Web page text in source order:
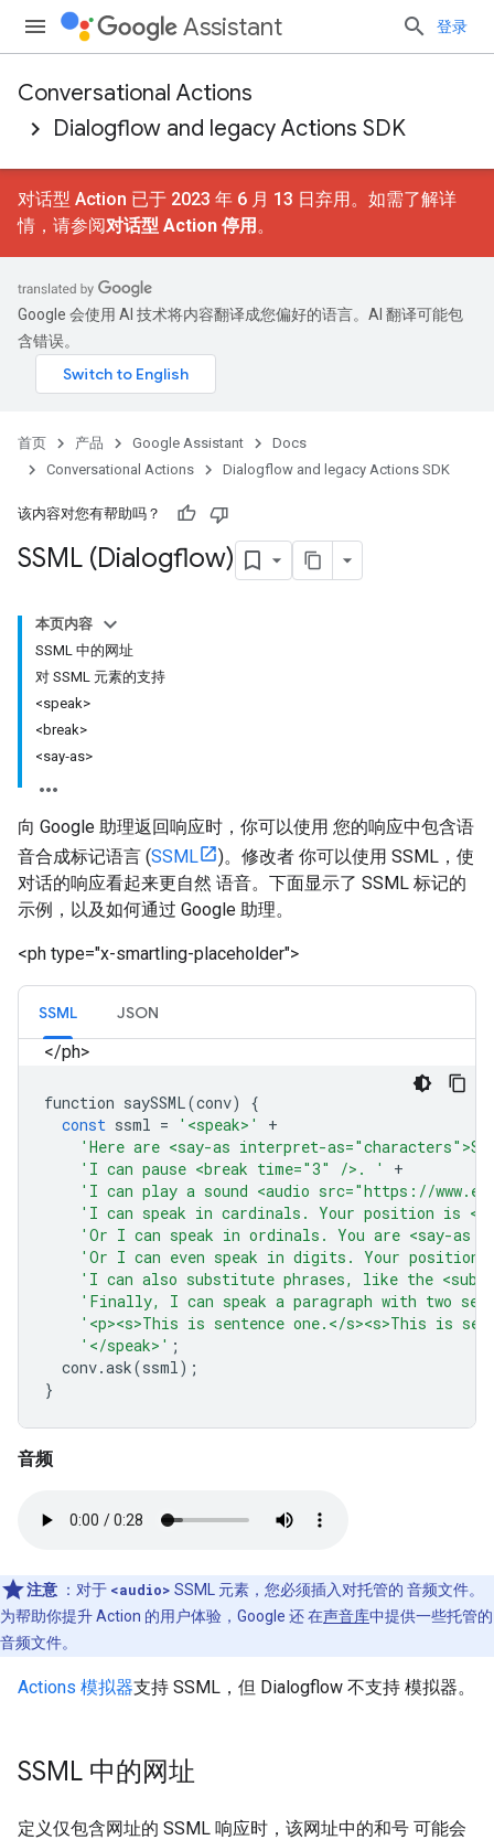
Assistant 登录
Conversational Actions
Dialogflow and legacy Actions SDK
对话型 Action 已于 2023 年 6 月 13 日弃用。如需了解详
情，请参阅对话型 Action 停用 。
Google 会使用 AI 技术将内容翻译成您偏好的语言。AI 翻译可能包
含错误。
首页 产品 Google Assistant
Docs
Conversational Actions
Dialogflow and legacy Actions SDK
该内容对您有帮助吗？
SSML (Dialogflow)
本页内容
SSML 中的网址
对 SSML 元素的支持
<speak>
<break>
<say‑as>
向 Google 助理返回响应时，你可以使用 您的响应中包含语
音合成标记语言 (SSML
)。修改者 你可以使用 SSML，使
对话的响应看起来更自然 语音。下面显示了 SSML 标记的
示例，以及如何通过 Google 助理。
<ph type="x-smartling-placeholder">
SSML JSON
</ph>
function saySSML(conv)
{
const ssml = '<speak>'
+
'Here are <say-as interpret-
'I can pause <break time="3" />. '
+
'I can play a sound <audio src="https://
'I can speak in cardinals. Your position is
'Or I can speak in ordinals. You are <say-
'Or I can even speak in digits. Your
'I can also substitute phrases, like the <sub
'Finally, I can speak a paragraph with two
'<p><s>This is sentence one.</s><s>This is
'</speak>' ;
conv.ask(ssml);
}
音频
注意 ：对于 <audio> SSML 元素，您必须插入对托管的 音频文件。
为帮助你提升 Action 的用户体验，Google 还 在声音库中提供一些托管的
音频文件。
Actions 模拟器支持 SSML，但 Dialogflow 不支持 模拟器。
SSML 中的网址
定义仅包含网址的 SSML 响应时，该网址中的和号 可能会